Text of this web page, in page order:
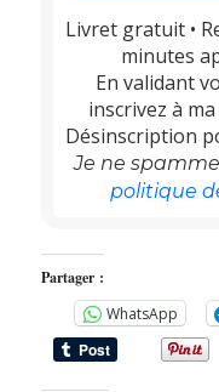
Livret gratuit •
minutes
En validant
inscrivez à
Désinscription
Je ne
politique
Partager :
WhatsApp